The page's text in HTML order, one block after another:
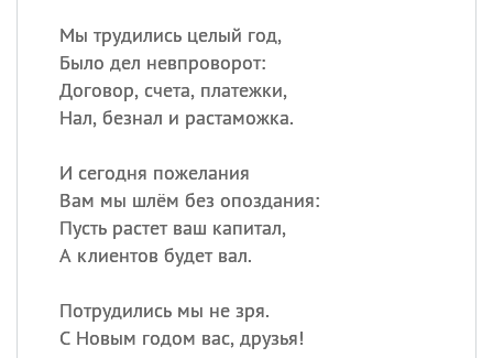
Мы трудились целый год,
Было дел невпроворот:
Договор, счета, платежки,
Нал, безнал и растаможка.
И сегодня пожелания
Вам мы шлём без опоздания:
Пусть растет ваш капитал,
А клиентов будет вал.
Потрудились мы не зря.
С Новым годом вас, друзья!